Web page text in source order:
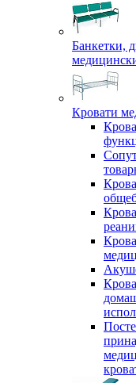
Банкетки,
Кровати